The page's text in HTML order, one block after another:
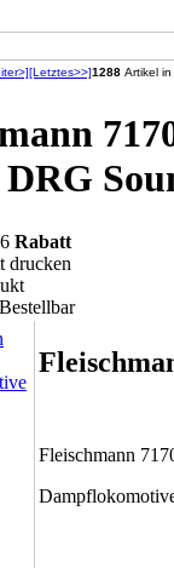
[Letztes>>]1288 Artikel
DRG
Rabatt
drucken
Bestellbar
Fleischmann